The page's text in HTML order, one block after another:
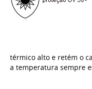
térmico alto e retém o
a temperatura sempre